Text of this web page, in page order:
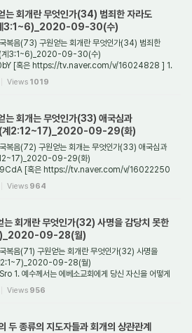
는 회개란 무엇인가(34) 범죄한 자라도
계3:1~6)_2020-09-30(수)
복음(73) 구원얻는 회개란 무엇인가(34) 범죄한
?(계3:1~6)_2020-09-30(수)
[혹은 https://tv.naver.com/v/16024828 ] 1.
교회...
Views 1019
는 회개는 무엇인가(33) 애국심과
(계2:12~17)_2020-09-29(화)
복음(72) 구원얻는 회개는 무엇인가(33) 애국심과
09-29(화)
[혹은 https://tv.naver.com/v/16022250
한 것인...
Views 964
회개란 무엇인가(32) 사명을 감당치 못한
09-28(월)
복음(71) 구원얻는 회개란 무엇인가(32) 사명을
2:1~7)_2020-09-28(월)
예수께서는 에베소교회에게 당신 자신을 어떻게
...
Views 956
종류의 지도자들과 회개의 상관관계